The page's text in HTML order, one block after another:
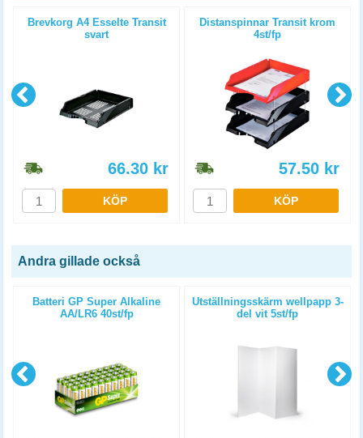
Brevkorg A4 Esselte Transit
svart
66.30 kr
KÖP
Distanspinnar Transit krom
4st/fp
57.50 kr
KÖP
Andra gillade också
Batteri GP Super Alkaline
AA/LR6 40st/fp
Utställningsskärm wellpapp 3-
del vit 5st/fp